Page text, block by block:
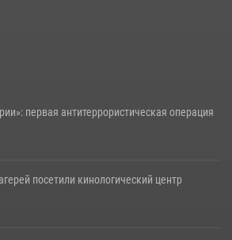
первая антитеррористическая операция
посетили кинологический центр